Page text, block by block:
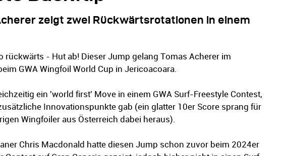
zeigt zwei Rückwärtsrotationen in einem
rückwärts - Hut ab! Dieser Jump gelang Tomas Acherer im
GWA Wingfoil World Cup in Jericoacoara.
ein 'world first' Move in einem GWA Surf-Freestyle Contest,
Innovationspunkte gab (ein glatter 10er Score sprang für
Wingfoiler aus Österreich dabei heraus).
Chris Macdonald hatte diesen Jump schon zuvor beim 2024er